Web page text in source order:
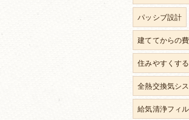
パッシブ設計
建ててからの
住みやすくす
全熱交換気シ
給気清浄フィ